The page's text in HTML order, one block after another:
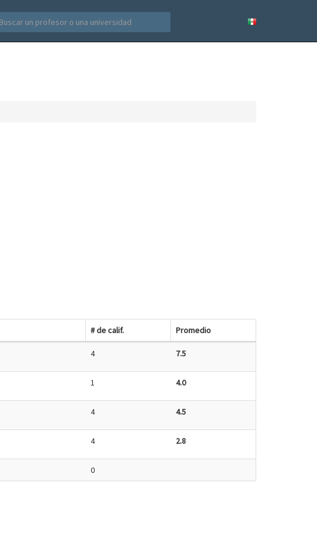
# de calif. Promedio
4 7.5
1 4.0
4 4.5
4 2.8
0